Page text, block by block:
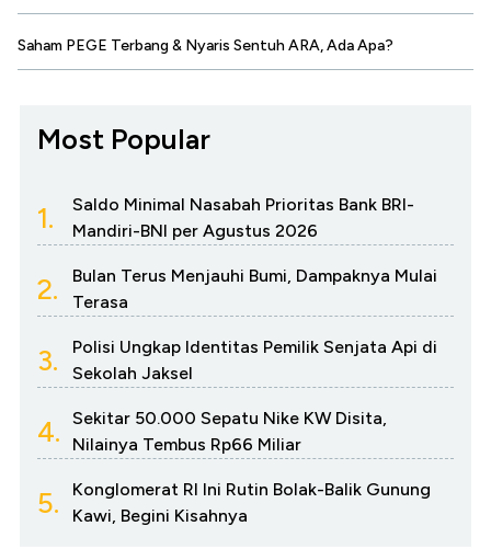
Saham PEGE Terbang & Nyaris Sentuh ARA, Ada Apa?
Most Popular
1.
Saldo Minimal Nasabah Prioritas Bank BRI-
Mandiri-BNI per Agustus 2026
2.
Bulan Terus Menjauhi Bumi, Dampaknya Mulai
Terasa
3.
Polisi Ungkap Identitas Pemilik Senjata Api di
Sekolah Jaksel
4.
Sekitar 50.000 Sepatu Nike KW Disita,
Nilainya Tembus Rp66 Miliar
5.
Konglomerat RI Ini Rutin Bolak-Balik Gunung
Kawi, Begini Kisahnya